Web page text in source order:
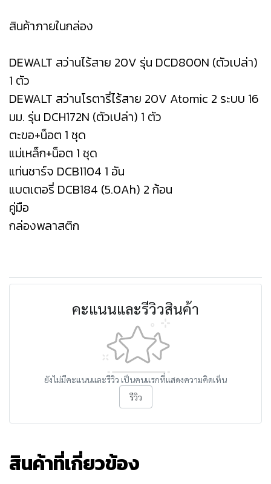
สินค้าภายในกล่อง
DEWALT สว่านไร้สาย 20V รุ่น DCD800N (ตัวเปล่า)
1 ตัว
DEWALT สว่านโรตารี่ไร้สาย 20V Atomic 2 ระบบ 16
มม. รุ่น DCH172N (ตัวเปล่า) 1 ตัว
ตะขอ+น็อต 1 ชุด
แม่เหล็ก+น็อต 1 ชุด
แท่นชาร์จ DCB1104 1 อัน
แบตเตอรี่ DCB184 (5.0Ah) 2 ก้อน
คู่มือ
กล่องพลาสติก
คะแนนและรีวิวสินค้า
ยังไม่มีคะแนนและรีวิว เป็นคนแรกที่แสดงความคิดเห็น
รีวิว
สินค้าที่เกี่ยวข้อง